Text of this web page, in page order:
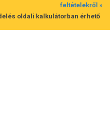
feltételekről »
oldali kalkulátorban érhető